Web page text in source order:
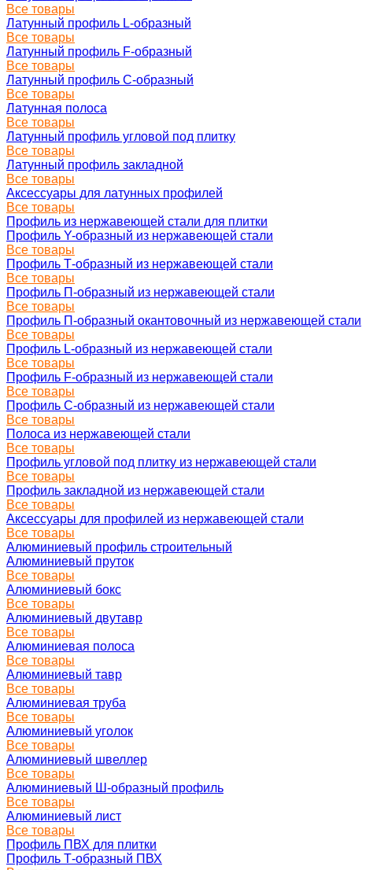
Все товары
Латунный профиль L-образный
Все товары
Латунный профиль F-образный
Все товары
Латунный профиль C-образный
Все товары
Латунная полоса
Все товары
Латунный профиль угловой под плитку
Все товары
Латунный профиль закладной
Все товары
Аксессуары для латунных профилей
Все товары
Профиль из нержавеющей стали для плитки
Профиль Y-образный из нержавеющей стали
Все товары
Профиль Т-образный из нержавеющей стали
Все товары
Профиль П-образный из нержавеющей стали
Все товары
Профиль П-образный окантовочный из нержавеющей стали
Все товары
Профиль L-образный из нержавеющей стали
Все товары
Профиль F-образный из нержавеющей стали
Все товары
Профиль C-образный из нержавеющей стали
Все товары
Полоса из нержавеющей стали
Все товары
Профиль угловой под плитку из нержавеющей стали
Все товары
Профиль закладной из нержавеющей стали
Все товары
Аксессуары для профилей из нержавеющей стали
Все товары
Алюминиевый профиль строительный
Алюминиевый пруток
Все товары
Алюминиевый бокс
Все товары
Алюминиевый двутавр
Все товары
Алюминиевая полоса
Все товары
Алюминиевый тавр
Все товары
Алюминиевая труба
Все товары
Алюминиевый уголок
Все товары
Алюминиевый швеллер
Все товары
Алюминиевый Ш-образный профиль
Все товары
Алюминиевый лист
Все товары
Профиль ПВХ для плитки
Профиль Т-образный ПВХ